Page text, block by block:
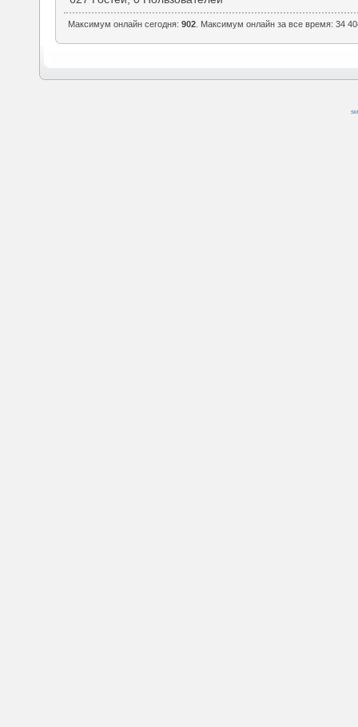
Максимум онлайн сегодня:902 . Максимум онлайн за все время: 34